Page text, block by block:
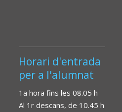
Horari d'entrada
per a l'alumnat
1a hora fins les 08.05 h
Al 1r descans, de 10.45 h